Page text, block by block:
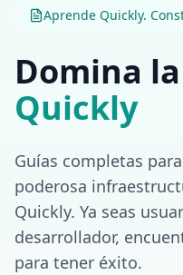
Aprende Quickly.
Domina
Quickly
Guías completas
poderosa
Quickly. Ya seas
desarrollador,
para tener éxito.